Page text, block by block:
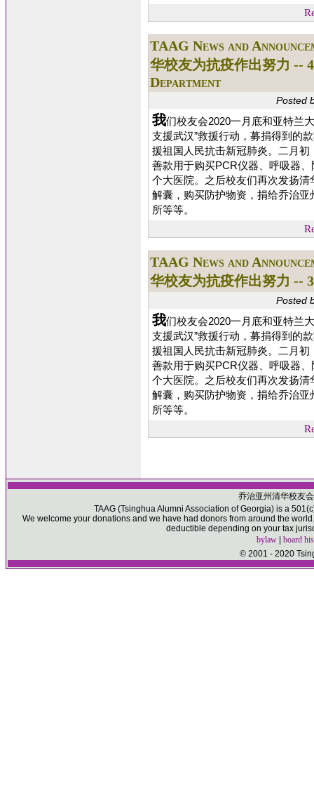
TAAG News and
华校友为抗疫作出努力 --
Department
Posted
我们校友会2020一月底和亚特兰
支援武汉”救援行动，募捐得到的
援祖国人民抗击新冠肺炎。二月
善款用于购买PCR仪器、呼吸器
个大医院。之后校友们再次发扬清
解囊，购买防护物资，捐给乔治
所等等。
TAAG News and
华校友为抗疫作出努力 --
Posted
我们校友会2020一月底和亚特兰
支援武汉”救援行动，募捐得到的
援祖国人民抗击新冠肺炎。二月
善款用于购买PCR仪器、呼吸器
个大医院。之后校友们再次发扬清
解囊，购买防护物资，捐给乔治
所等等。
乔治亚州清华校友
TAAG (Tsinghua Alumni Association of Georgia) is a
We welcome your donations and we have had donors from around the
deductible depending on your tax
bylaw| board
© 2001 - 2020